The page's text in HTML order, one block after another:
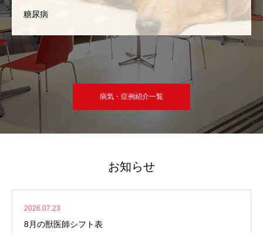
糖尿病
病気・症例紹介一覧
お知らせ
2026.07.23
8月の獣医師シフト表